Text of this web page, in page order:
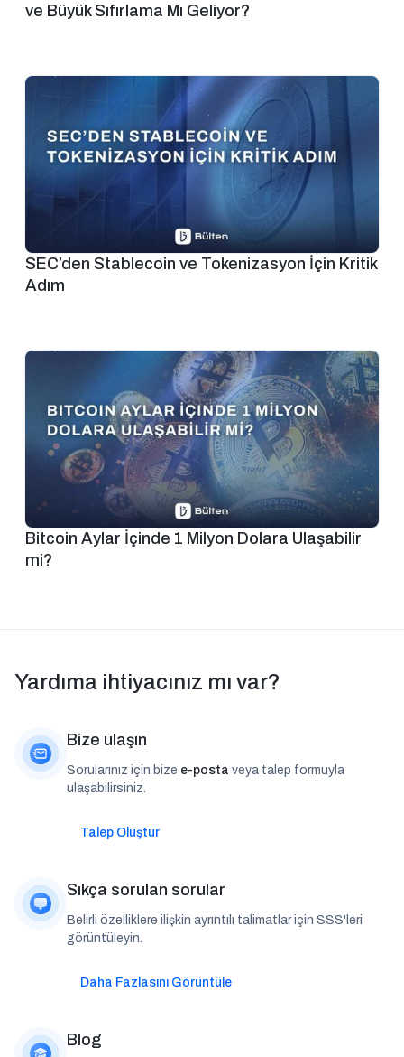
ve Büyük Sıfırlama Mı Geliyor?
SEC’den Stablecoin ve Tokenizasyon İçin Kritik
Adım
Bitcoin Aylar İçinde 1 Milyon Dolara Ulaşabilir
mi?
Yardıma ihtiyacınız mı var?
Bize ulaşın
Sorularınız için bize e-posta veya talep formuyla
ulaşabilirsiniz.
Talep Oluştur
Sıkça sorulan sorular
Belirli özelliklere ilişkin ayrıntılı talimatlar için SSS'leri
görüntüleyin.
Daha Fazlasını Görüntüle
Blog